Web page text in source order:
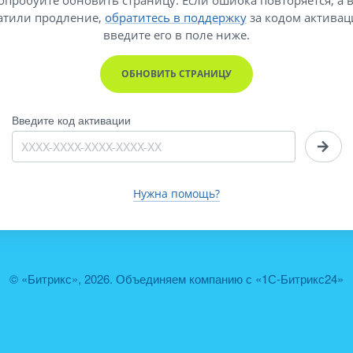
© «Битрикс», 2026. Объединяем компанию с «1С-Битрикс24»
продление, обратитесь в поддержку за кодом
введите его в поле ниже.
ОБНОВИТЬ СТРАНИЦУ
Введите код активации
Нужна помощь?